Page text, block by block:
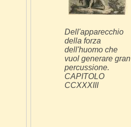
Dell'apparecchio
della forza
dell'huomo che
vuol generare gran
percussione.
CAPITOLO
CCXXXIII